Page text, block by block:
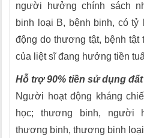
người hưởng chính sách
binh loại B, bệnh binh, có
động do thương tật, bệnh tật
của liệt sĩ đang hưởng tiền
Hỗ trợ 90% tiền sử dụng đất
Người hoạt động kháng
học; thương binh, người
thương binh, thương binh